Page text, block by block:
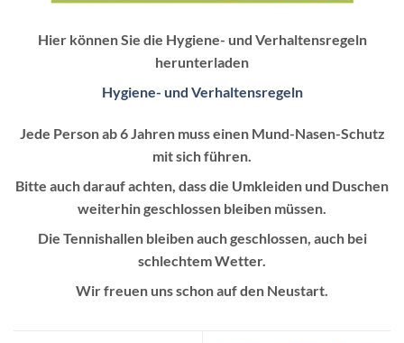
Hier können Sie die Hygiene- und Verhaltensregeln
herunterladen
Hygiene- und Verhaltensregeln
Jede Person ab 6 Jahren muss einen Mund-Nasen-Schutz
mit sich führen.
Bitte auch darauf achten, dass die Umkleiden und Duschen
weiterhin geschlossen bleiben müssen.
Die Tennishallen bleiben auch geschlossen, auch bei
schlechtem Wetter.
Wir freuen uns schon auf den Neustart.